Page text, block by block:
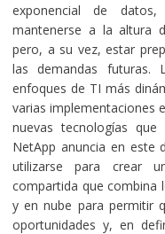
exponencial de
mantenerse a la altura
pero, a su vez, estar
las demandas futuras.
enfoques de TI más
varias implementaciones
nuevas tecnologías
NetApp anuncia en este
utilizarse para crear
compartida que combina
y en nube para permitir
oportunidades y, en